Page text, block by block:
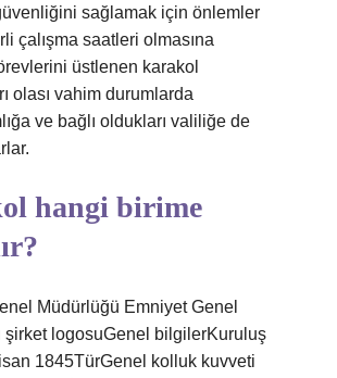
sağlamak için önlemler
çalışma saatleri olmasına
üstlenen karakol
olası vahim durumlarda
ve bağlı oldukları valiliğe de
hangi birime
Müdürlüğü Emniyet Genel
şirket logosuGenel bilgilerKuruluş
1845TürGenel kolluk kuvveti